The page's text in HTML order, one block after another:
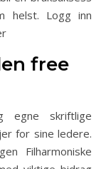
helst. Logg inn
free
egne skriftlige
for sine ledere.
Filharmoniske